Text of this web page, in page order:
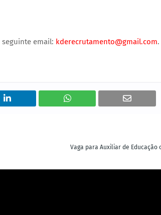
email: kderecrutamento@gmail.com.
Vaga para Auxiliar de Educação